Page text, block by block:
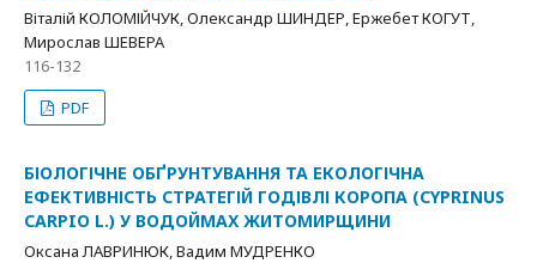
Віталій КОЛОМІЙЧУК, Олександр ШИНДЕР, Ержебет КОГУТ,
Мирослав ШЕВЕРА
116-132
PDF
БІОЛОГІЧНЕ ОБҐРУНТУВАННЯ ТА ЕКОЛОГІЧНА
ЕФЕКТИВНІСТЬ СТРАТЕГІЙ ГОДІВЛІ КОРОПА (CYPRINUS
CARPIO L.) У ВОДОЙМАХ ЖИТОМИРЩИНИ
Оксана ЛАВРИНЮК, Вадим МУДРЕНКО